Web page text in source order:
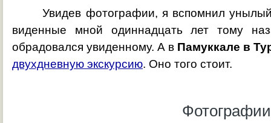
Увидев фотографии, я вспомнил унылый
виденные мной одиннадцать лет тому
обрадовался увиденному. А в Памуккале в
двухдневную экскурсию. Оно того стоит.